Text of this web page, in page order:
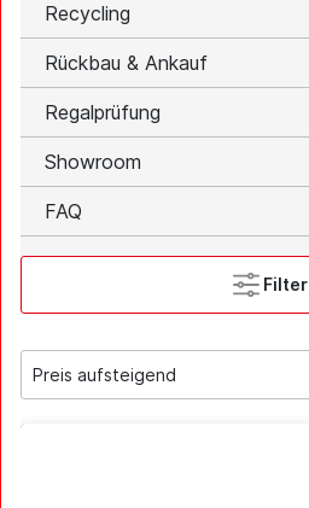
Recycling
Rückbau & Ankauf
Regalprüfung
Showroom
FAQ
Filter